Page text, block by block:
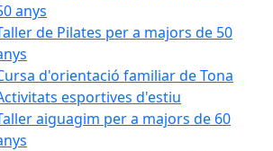
anys
de Pilates per a majors de 50
d'orientació familiar de Tona
esportives d'estiu
aiguagim per a majors de 60